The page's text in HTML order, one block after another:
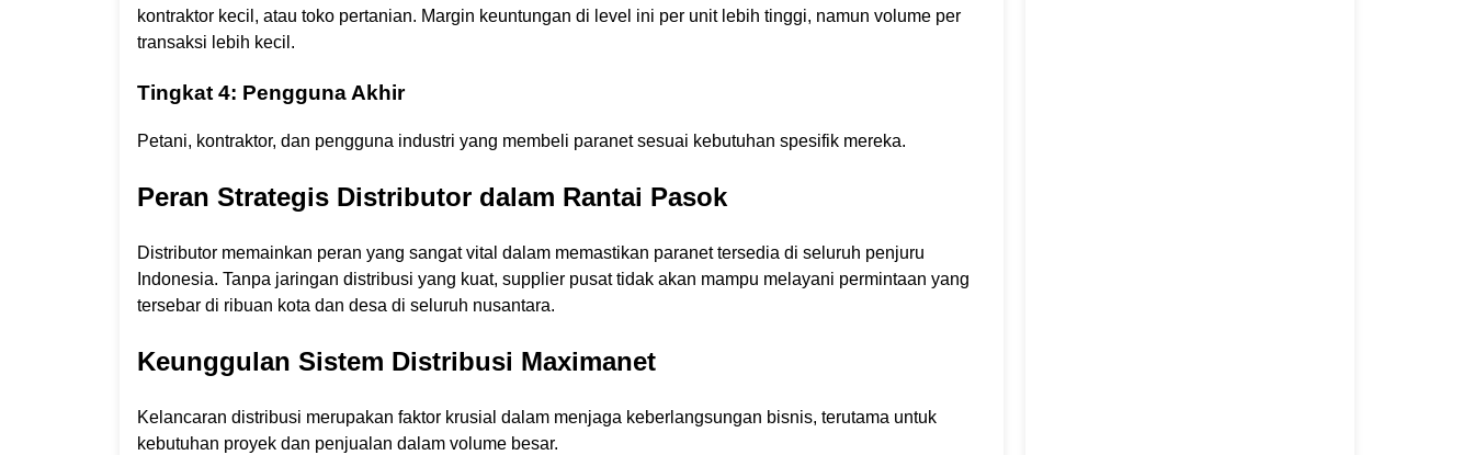
kontraktor kecil, atau toko pertanian. Margin keuntungan di level ini per unit lebih tinggi, namun volume per
transaksi lebih kecil.
Tingkat 4: Pengguna Akhir
Petani, kontraktor, dan pengguna industri yang membeli paranet sesuai kebutuhan spesifik mereka.
Peran Strategis Distributor dalam Rantai Pasok
Distributor memainkan peran yang sangat vital dalam memastikan paranet tersedia di seluruh penjuru
Indonesia. Tanpa jaringan distribusi yang kuat, supplier pusat tidak akan mampu melayani permintaan yang
tersebar di ribuan kota dan desa di seluruh nusantara.
Keunggulan Sistem Distribusi Maximanet
Kelancaran distribusi merupakan faktor krusial dalam menjaga keberlangsungan bisnis, terutama untuk
kebutuhan proyek dan penjualan dalam volume besar.